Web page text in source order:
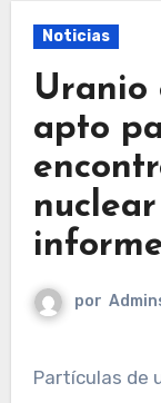
Noticias
Uranio
apto
por
Partículas de uranio enriquecido a niveles